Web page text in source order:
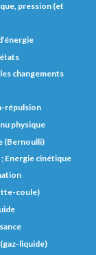
pression (et
changements
répulsion
physique
(Bernoulli)
Energie cinétique
coule)
liquide)